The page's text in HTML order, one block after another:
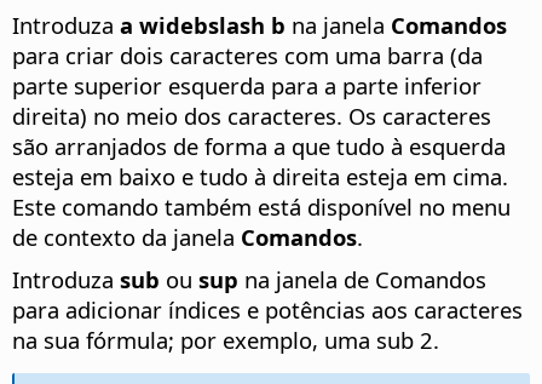
Introduza a widebslash b na janela Comandos
para criar dois caracteres com uma barra (da
parte superior esquerda para a parte inferior
direita) no meio dos caracteres. Os caracteres
são arranjados de forma a que tudo à esquerda
esteja em baixo e tudo à direita esteja em cima.
Este comando também está disponível no menu
de contexto da janela Comandos.
Introduza sub ou sup na janela de Comandos
para adicionar índices e potências aos caracteres
na sua fórmula; por exemplo, uma sub 2.